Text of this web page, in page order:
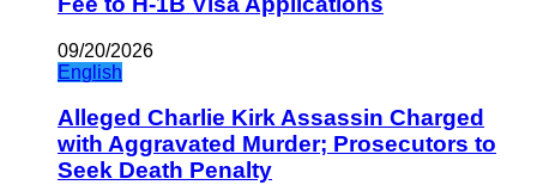
09/20/2026
English
Alleged Charlie Kirk Assassin Charged
with Aggravated Murder; Prosecutors to
Seek Death Penalty